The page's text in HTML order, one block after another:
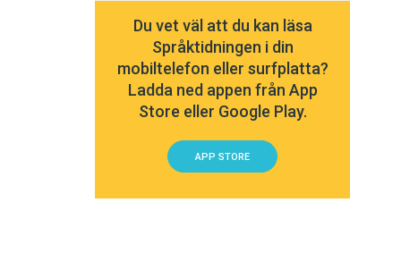
Du vet väl att du kan läsa
Språktidningen i din
mobiltelefon eller surfplatta?
Ladda ned appen från App
Store eller Google Play.
APP STORE